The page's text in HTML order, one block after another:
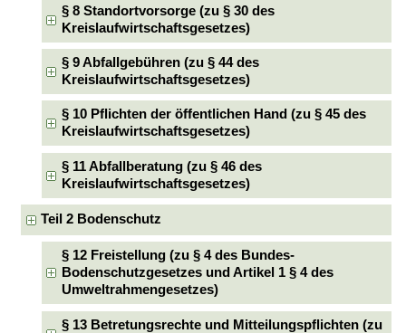
§ 8 Standortvorsorge (zu § 30 des
Kreislaufwirtschaftsgesetzes)
§ 9 Abfallgebühren (zu § 44 des
Kreislaufwirtschaftsgesetzes)
§ 10 Pflichten der öffentlichen Hand (zu § 45 des
Kreislaufwirtschaftsgesetzes)
§ 11 Abfallberatung (zu § 46 des
Kreislaufwirtschaftsgesetzes)
Teil 2 Bodenschutz
§ 12 Freistellung (zu § 4 des Bundes-
Bodenschutzgesetzes und Artikel 1 § 4 des
Umweltrahmengesetzes)
§ 13 Betretungsrechte und Mitteilungspflichten (zu